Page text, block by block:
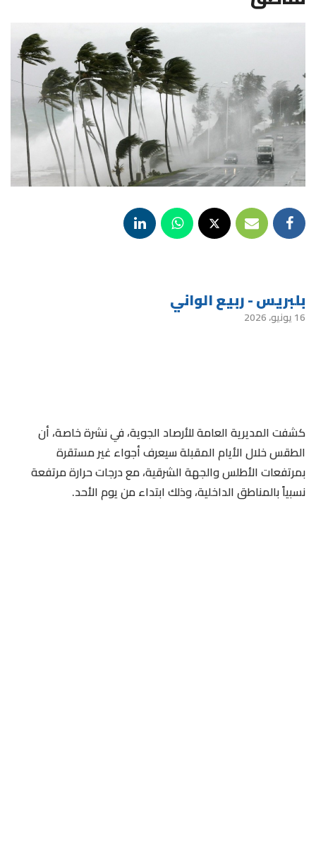
بلبريس - ربيع الواني
16 يونيو، 2026
كشفت المديرية العامة للأرصاد الجوية، في نشرة خاصة، أن
الطقس خلال الأيام المقبلة سيعرف أجواء غير مستقرة
بمرتفعات الأطلس والجهة الشرقية، مع درجات حرارة مرتفعة
نسبياً بالمناطق الداخلية، وذلك ابتداء من يوم الأحد.